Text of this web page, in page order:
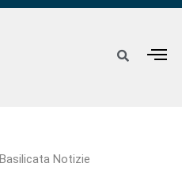
Basilicata Notizie